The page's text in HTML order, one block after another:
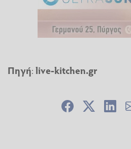
Πηγή:live-kitchen.gr